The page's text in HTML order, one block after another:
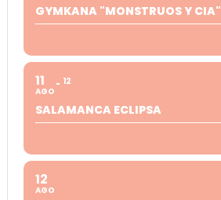
GYMKANA "MONSTRUOS Y CIA"
11
AGO
12
SALAMANCA ECLIPSA
12
AGO